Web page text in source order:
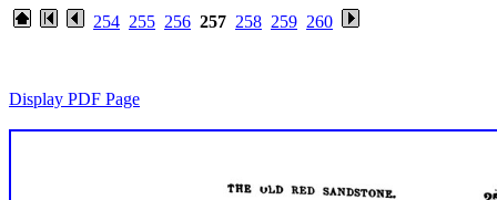
254 255 256 257 258 259 260
Display PDF Page